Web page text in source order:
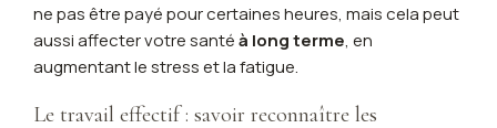
ne pas être payé pour certaines heures, mais cela peut
aussi affecter votre santéà long terme, en
augmentant le stress et la fatigue.
Le travail effectif : savoir reconnaître les